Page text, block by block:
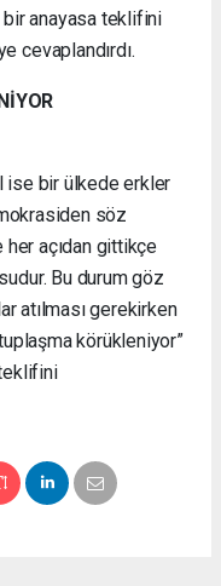
anayasa teklifini
cevaplandırdı.
ise bir ülkede erkler
söz
her açıdan gittikçe
Bu durum göz
atılması gerekirken
körükleniyor”